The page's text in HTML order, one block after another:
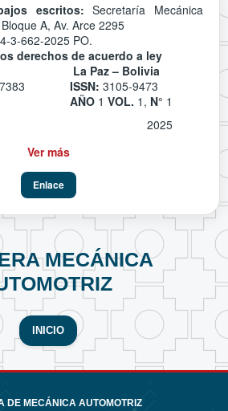
escritos: Secretaría Mecánica
A, Av. Arce 2295
3-662-2025 PO.
derechos de acuerdo a ley
– Bolivia
ISSN: 3105-9473
1 VOL. 1, N° 1
Ver más
Enlace
MECÁNICA
INICIO
DE MECÁNICA AUTOMOTRIZ